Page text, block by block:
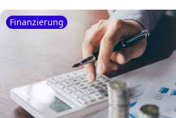
Finanzierung